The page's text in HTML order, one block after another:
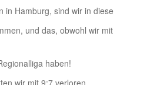
in Hamburg, sind wir in diese
und das, obwohl wir mit
haben!
wir mit 9:7 verloren.